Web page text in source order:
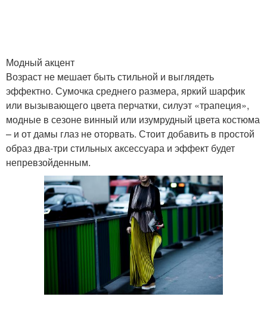
Модный акцент
Возраст не мешает быть стильной и выглядеть
эффектно. Сумочка среднего размера, яркий шарфик
или вызывающего цвета перчатки, силуэт «трапеция»,
модные в сезоне винный или изумрудный цвета костюма
– и от дамы глаз не оторвать. Стоит добавить в простой
образ два-три стильных аксессуара и эффект будет
непревзойденным.